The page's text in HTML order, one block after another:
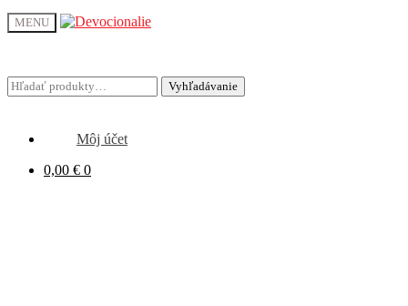
MENU
Hľadať: Vyhľadávanie
Môj účet
0,00 € 0
Hľadať: Vyhľadávanie